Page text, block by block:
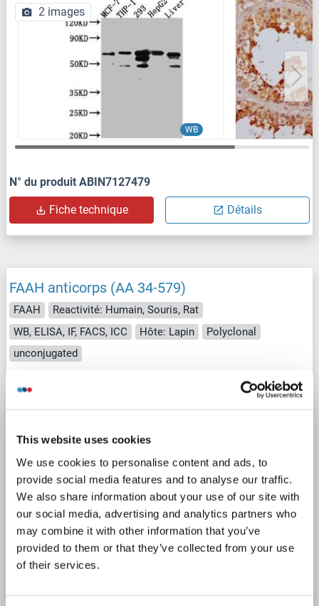
This website uses cookies
We use cookies to personalise content and ads, to
provide social media features and to analyse our traffic.
We also share information about your use of our site with
our social media, advertising and analytics partners who
may combine it with other information that you’ve
provided to them or that they’ve collected from your use
of their services.
WB
2 images
N° du produit ABIN7127479
Fiche technique Détails
FAAH anticorps (AA 34-579)
FAAH
Reactivité: Humain, Souris, Rat
WB, ELISA, IF, FACS, ICC
Hôte: Lapin
Polyclonal
unconjugated
N° du produit ABIN7601397